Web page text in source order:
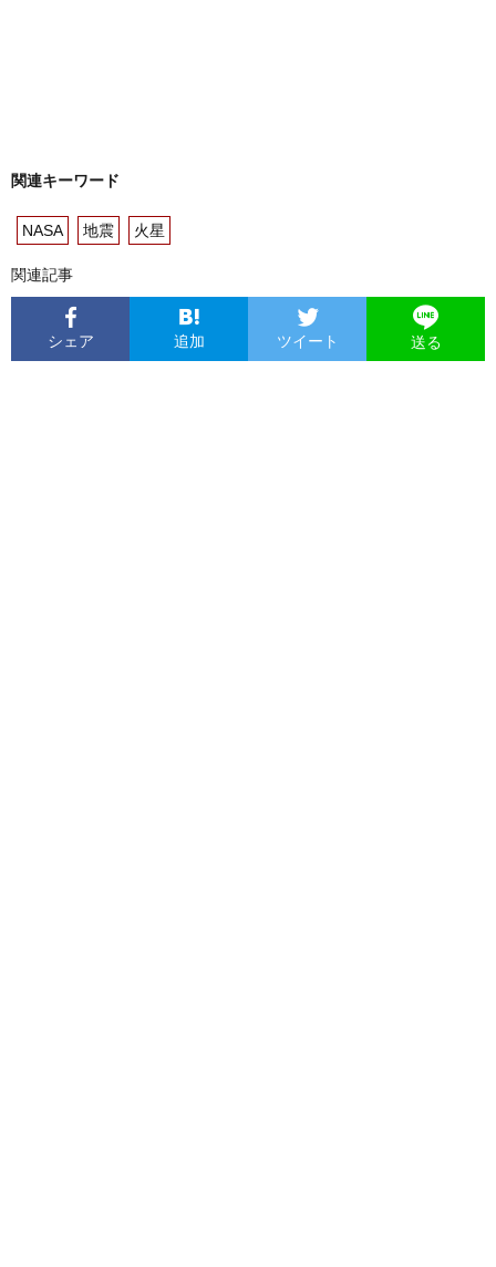
関連キーワード
NASA 地震 火星
関連記事
シェア 追加 ツイート 送る